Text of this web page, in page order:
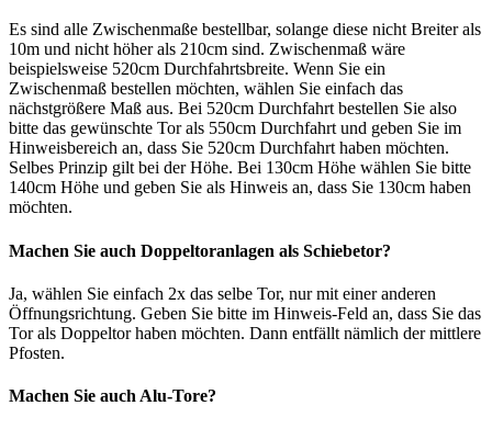
Es sind alle Zwischenmaße bestellbar, solange diese nicht Breiter als
10m und nicht höher als 210cm sind. Zwischenmaß wäre
beispielsweise 520cm Durchfahrtsbreite. Wenn Sie ein
Zwischenmaß bestellen möchten, wählen Sie einfach das
nächstgrößere Maß aus. Bei 520cm Durchfahrt bestellen Sie also
bitte das gewünschte Tor als 550cm Durchfahrt und geben Sie im
Hinweisbereich an, dass Sie 520cm Durchfahrt haben möchten.
Selbes Prinzip gilt bei der Höhe. Bei 130cm Höhe wählen Sie bitte
140cm Höhe und geben Sie als Hinweis an, dass Sie 130cm haben
möchten.
Machen Sie auch Doppeltoranlagen als Schiebetor?
Ja, wählen Sie einfach 2x das selbe Tor, nur mit einer anderen
Öffnungsrichtung. Geben Sie bitte im Hinweis-Feld an, dass Sie das
Tor als Doppeltor haben möchten. Dann entfällt nämlich der mittlere
Pfosten.
Machen Sie auch Alu-Tore?